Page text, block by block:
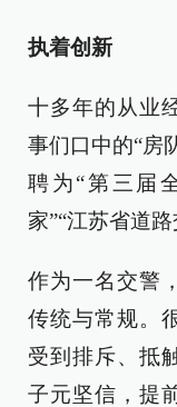
执着创新
十多年的从业
事们口中的“房
聘为“第三届
家”“江苏省道
作为一名交警
传统与常规。
受到排斥、抵
子元坚信，提